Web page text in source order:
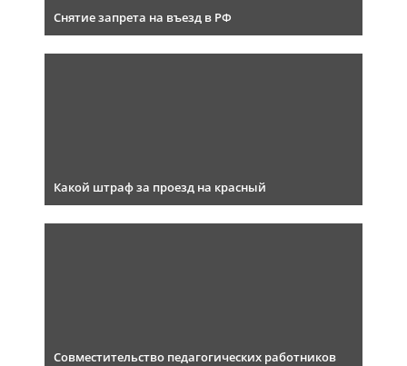
Снятие запрета на въезд в РФ
Какой штраф за проезд на красный
Совместительство педагогических работников